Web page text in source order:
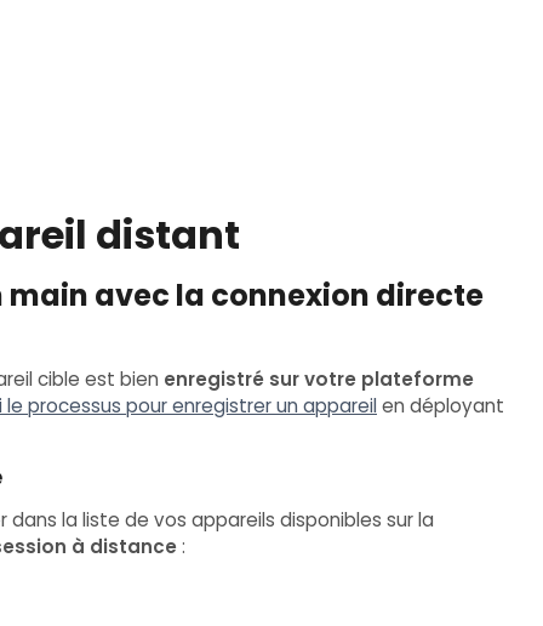
distant
avec la connexion directe
cible est bien enregistré sur votre plateforme
processus pour enregistrer un appareil en déployant
la liste de vos appareils disponibles sur la
à distance: